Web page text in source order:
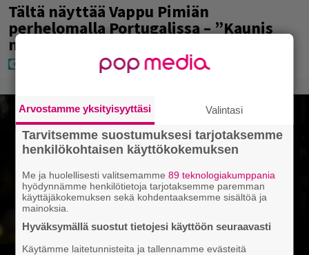
Tältä näyttää Vappu Pimiän
perhelomalla Portugalissa – ”Kaunis
mekko”
Arvostamme yksityisyyttäsi Valintasi
Tarvitsemme suostumuksesi tarjotaksemme
henkilökohtaisen käyttökokemuksen
Me ja huolellisesti valitsemamme89 teknologiakumppania
hyödynnämme henkilötietoja tarjotaksemme paremman
käyttäjäkokemuksen sekä kohdentaaksemme sisältöä ja
mainoksia.
Hyväksymällä suostut tietojesi käyttöön seuraavasti
Käytämme laitetunnisteita ja tallennamme evästeitä